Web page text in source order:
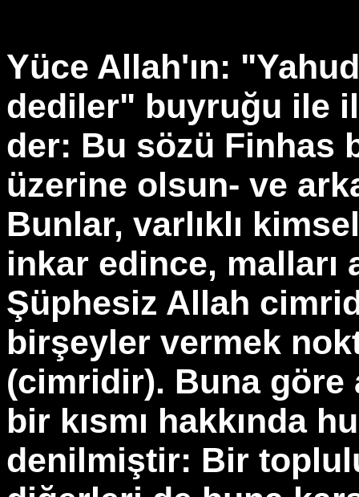
Yüce Allah'ın:
dediler" buyruğu ile
der: Bu sözü Finhas
üzerine olsun- ve
Bunlar, varlıklı
inkar edince, malları
Şüphesiz Allah
birşeyler vermek
(cimridir). Buna
bir kısmı hakkında
denilmiştir: Bir